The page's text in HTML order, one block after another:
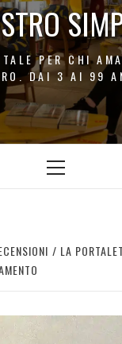
PER CHI
DAI 3 AI 99
Menu
LA